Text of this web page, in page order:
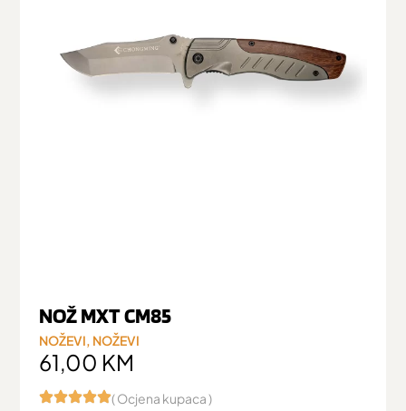
NOŽ MXT CM85
NOŽEVI, NOŽEVI
61,00 KM
( Ocjena kupaca )